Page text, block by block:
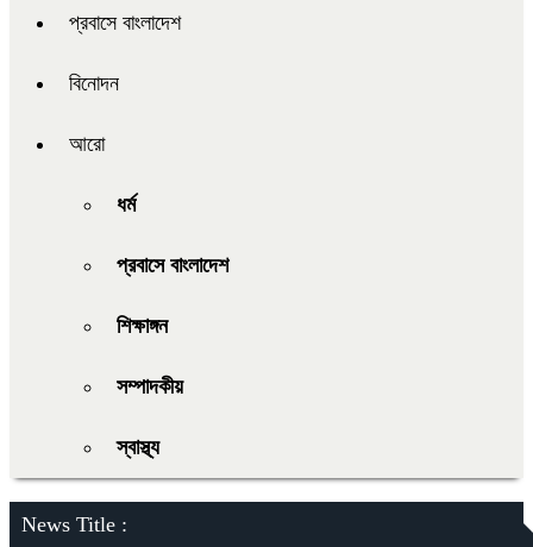
প্রবাসে বাংলাদেশ
বিনোদন
আরো
ধর্ম
প্রবাসে বাংলাদেশ
শিক্ষাঙ্গন
সম্পাদকীয়
স্বাস্থ্য
News Title :